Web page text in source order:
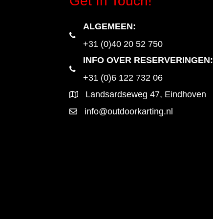
ALGEMEEN:
+31 (0)40 20 52 750
INFO OVER RESERVERINGEN:
+31 (0)6 122 732 06
Landsardseweg 47, Eindhoven
info@outdoorkarting.nl